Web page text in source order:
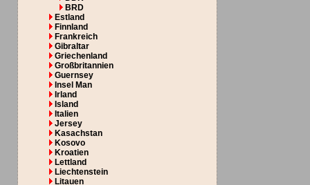
BRD
Estland
Finnland
Frankreich
Gibraltar
Griechenland
Großbritannien
Guernsey
Insel Man
Irland
Island
Italien
Jersey
Kasachstan
Kosovo
Kroatien
Lettland
Liechtenstein
Litauen